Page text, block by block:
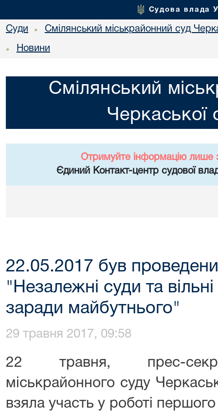
Судова влада
Суди • Смілянський міськрайонний суд
• Новини
Смілянський
Черкаської
Отримуйте інформацію лише
Єдиний Контакт-центр судової
22.05.2017 був
"Незалежні суди та
заради майбутнього"
29 травня 2017, 09:58
22 травня, прес-
міськрайонного суду
взяла участь у роботі